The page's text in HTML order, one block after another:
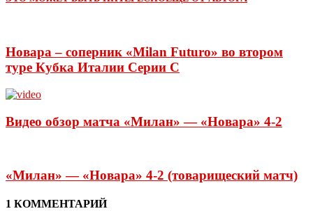
Новара – соперник «Milan Futuro» во втором
туре Кубка Италии Серии С
Видео обзор матча «Милан» — «Новара» 4-2
«Милан» — «Новара» 4-2 (товарищеский матч)
1 КОММЕНТАРИЙ